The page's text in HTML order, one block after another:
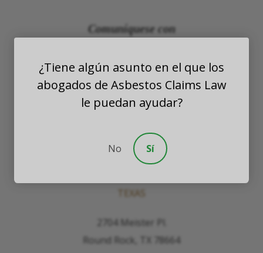
Comuníquese con
PLLC
WASHINGTON
Suite 200
Redmond, Washington 98052
TEXAS
2704 Meister Pl.
Round Rock, TX 78664
¿Tiene algún asunto en el que los
abogados de Asbestos Claims Law
le puedan ayudar?
No Sí